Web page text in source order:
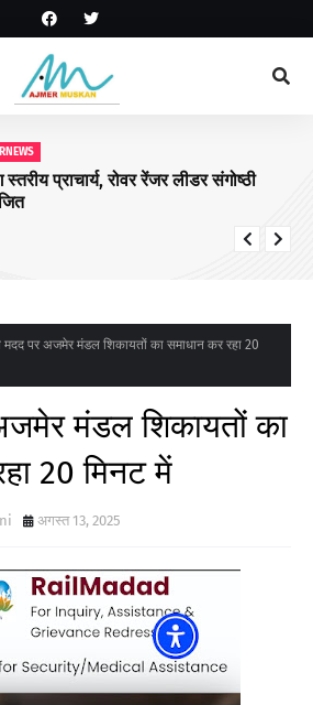
प्राचार्य, रोवर रेंजर लीडर संगोष्ठी
मदद पर अजमेर मंडल शिकायतों का समाधान कर रहा 20
मंडल शिकायतों का
20 मिनट में
अगस्त 13, 2025